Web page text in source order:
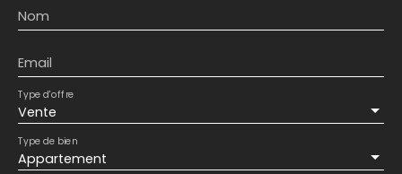
Nom
Email
Vente
Type d'offre
Appartement
Type de bien